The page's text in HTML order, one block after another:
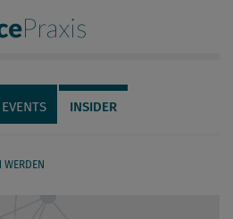
Praxis
EVENTS INSIDER